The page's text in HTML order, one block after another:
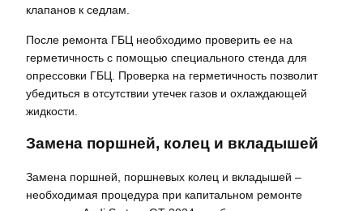
клапанов к седлам.
После ремонта ГБЦ необходимо проверить ее на
герметичность с помощью специального стенда для
опрессовки ГБЦ. Проверка на герметичность позволит
убедиться в отсутствии утечек газов и охлаждающей
жидкости.
Замена поршней, колец и вкладышей
Замена поршней, поршневых колец и вкладышей –
необходимая процедура при капитальном ремонте